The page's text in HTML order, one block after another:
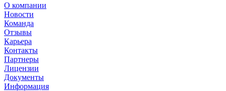
О компании
Новости
Команда
Отзывы
Карьера
Контакты
Партнеры
Лицензии
Документы
Информация